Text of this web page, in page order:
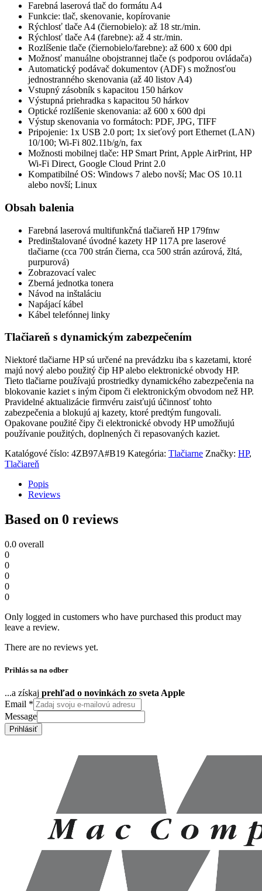
Farebná laserová tlač do formátu A4
Funkcie: tlač, skenovanie, kopírovanie
Rýchlosť tlače A4 (čiernobielo): až 18 str./min.
Rýchlosť tlače A4 (farebne): až 4 str./min.
Rozlíšenie tlače (čiernobielo/farebne): až 600 x 600 dpi
Možnosť manuálne obojstrannej tlače (s podporou ovládača)
Automatický podávač dokumentov (ADF) s možnosťou
jednostranného skenovania (až 40 listov A4)
Vstupný zásobník s kapacitou 150 hárkov
Výstupná priehradka s kapacitou 50 hárkov
Optické rozlíšenie skenovania: až 600 x 600 dpi
Výstup skenovania vo formátoch: PDF, JPG, TIFF
Pripojenie: 1x USB 2.0 port; 1x sieťový port Ethernet (LAN)
10/100; Wi-Fi 802.11b/g/n, fax
Možnosti mobilnej tlače: HP Smart Print, Apple AirPrint, HP
Wi-Fi Direct, Google Cloud Print 2.0
Kompatibilné OS: Windows 7 alebo novší; Mac OS 10.11
alebo novší; Linux
Obsah balenia
Farebná laserová multifunkčná tlačiareň HP 179fnw
Predinštalované úvodné kazety HP 117A pre laserové
tlačiarne (cca 700 strán čierna, cca 500 strán azúrová, žltá,
purpurová)
Zobrazovací valec
Zberná jednotka tonera
Návod na inštaláciu
Napájací kábel
Kábel telefónnej linky
Tlačiareň s dynamickým zabezpečením
Niektoré tlačiarne HP sú určené na prevádzku iba s kazetami, ktoré
majú nový alebo použitý čip HP alebo elektronické obvody HP.
Tieto tlačiarne používajú prostriedky dynamického zabezpečenia na
blokovanie kaziet s iným čipom či elektronickým obvodom než HP.
Pravidelné aktualizácie firmvéru zaisťujú účinnosť tohto
zabezpečenia a blokujú aj kazety, ktoré predtým fungovali.
Opakovane použité čipy či elektronické obvody HP umožňujú
používanie použitých, doplnených či repasovaných kaziet.
Katalógové číslo: 4ZB97A#B19 Kategória: Tlačiarne Značky: HP,
Tlačiareň
Popis
Reviews
Based on 0 reviews
0.0 overall
0
0
0
0
0
Only logged in customers who have purchased this product may
leave a review.
There are no reviews yet.
Prihlás sa na odber
...a získaj prehľad o novinkách zo sveta Apple
Email *
Message
Prihlásiť